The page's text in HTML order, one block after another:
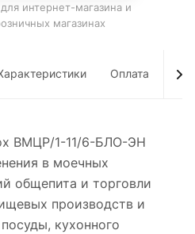
интернет-магазина и
магазинах
Оплата
ВМЦР/1-11/6-БЛО-ЭН
в моечных
общепита и торговли
производств и
кухонного